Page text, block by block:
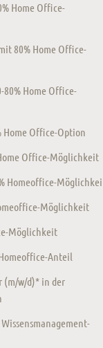
Home Office-
80% Home Office-
Home Office-
Home Office-Option
Office-Möglichkeit
Homeoffice-
Möglichkeit
Möglichkeit
Anteil
(m/w/d)* in der